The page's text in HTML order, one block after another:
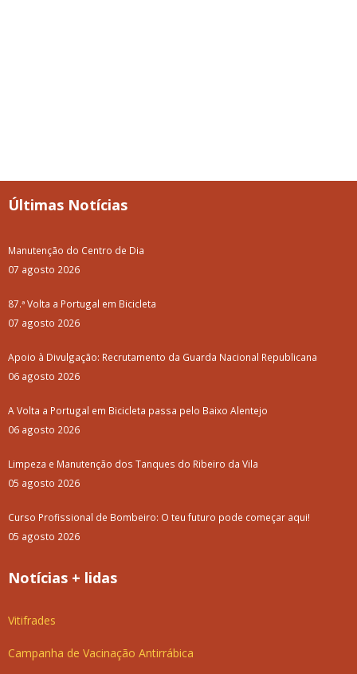
Últimas Notícias
Manutenção do Centro de Dia
07 agosto 2026
87.ª Volta a Portugal em Bicicleta
07 agosto 2026
Apoio à Divulgação: Recrutamento da Guarda Nacional Republicana
06 agosto 2026
A Volta a Portugal em Bicicleta passa pelo Baixo Alentejo
06 agosto 2026
Limpeza e Manutenção dos Tanques do Ribeiro da Vila
05 agosto 2026
Curso Profissional de Bombeiro: O teu futuro pode começar aqui!
05 agosto 2026
Notícias + lidas
Vitifrades
Campanha de Vacinação Antirrábica